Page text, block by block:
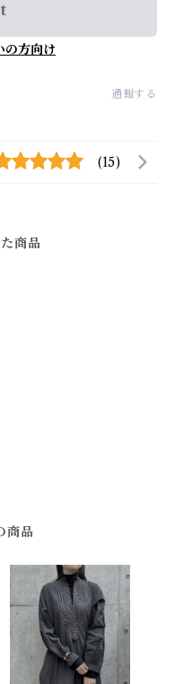
の方向け
通報する
(15)
商品
商品